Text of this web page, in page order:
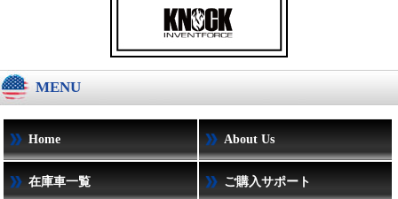
MENU
Home About Us
在庫車一覧 ご購入サポート